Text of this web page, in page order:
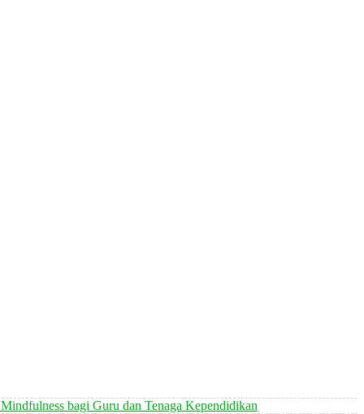
bagi Guru dan Tenaga Kependidikan